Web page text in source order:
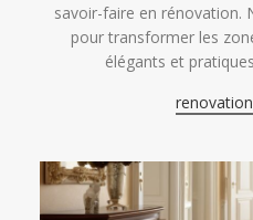
savoir-faire en rénovation.
pour transformer les
élégants et